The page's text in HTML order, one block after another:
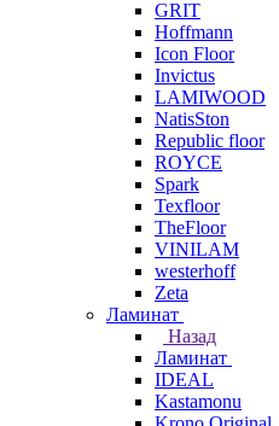
GRIT
Hoffmann
Icon Floor
Invictus
LAMIWOOD
NatisSton
Republic floor
ROYCE
Spark
Texfloor
TheFloor
VINILAM
westerhoff
Zeta
Ламинат
Назад
Ламинат
IDEAL
Kastamonu